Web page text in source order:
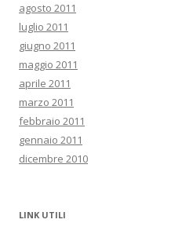
agosto 2011
luglio 2011
giugno 2011
maggio 2011
aprile 2011
marzo 2011
febbraio 2011
gennaio 2011
dicembre 2010
LINK UTILI